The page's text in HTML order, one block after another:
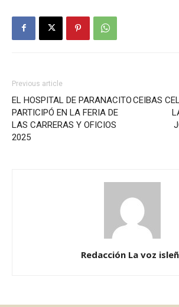
Previous article
EL HOSPITAL DE PARANACITO
PARTICIPÓ EN LA FERIA DE
LAS CARRERAS Y OFICIOS
2025
CEIBAS
Redacción La voz